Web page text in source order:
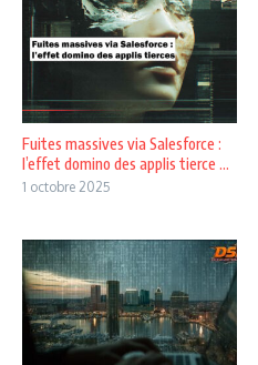
Fuites massives via Salesforce :
l’effet domino des applis tierce ...
1 octobre 2025